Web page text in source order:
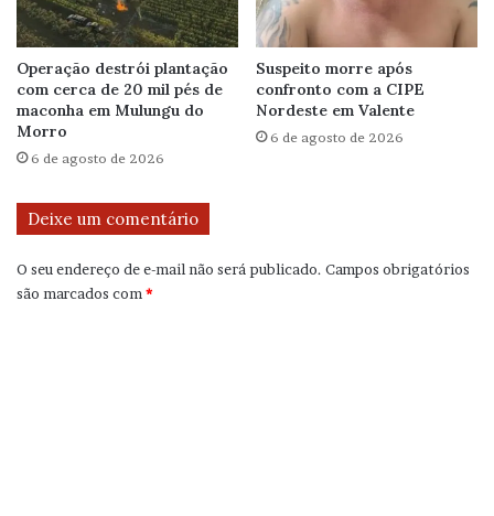
Operação destrói plantação
com cerca de 20 mil pés de
maconha em Mulungu do
Morro
6 de agosto de 2026
Suspeito morre após
confronto com a CIPE
Nordeste em Valente
6 de agosto de 2026
Deixe um comentário
O seu endereço de e-mail não será publicado. Campos obrigatórios
são marcados com *